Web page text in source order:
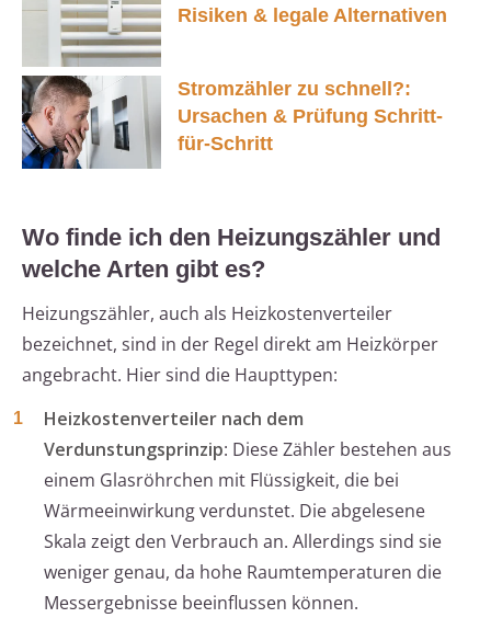
Risiken & legale Alternativen
Stromzähler zu schnell?:
Ursachen & Prüfung Schritt-
für-Schritt
Wo finde ich den Heizungszähler und
welche Arten gibt es?
Heizungszähler, auch als Heizkostenverteiler
bezeichnet, sind in der Regel direkt am Heizkörper
angebracht. Hier sind die Haupttypen:
Heizkostenverteiler nach dem
Verdunstungsprinzip: Diese Zähler bestehen aus
einem Glasröhrchen mit Flüssigkeit, die bei
Wärmeeinwirkung verdunstet. Die abgelesene
Skala zeigt den Verbrauch an. Allerdings sind sie
weniger genau, da hohe Raumtemperaturen die
Messergebnisse beeinflussen können.